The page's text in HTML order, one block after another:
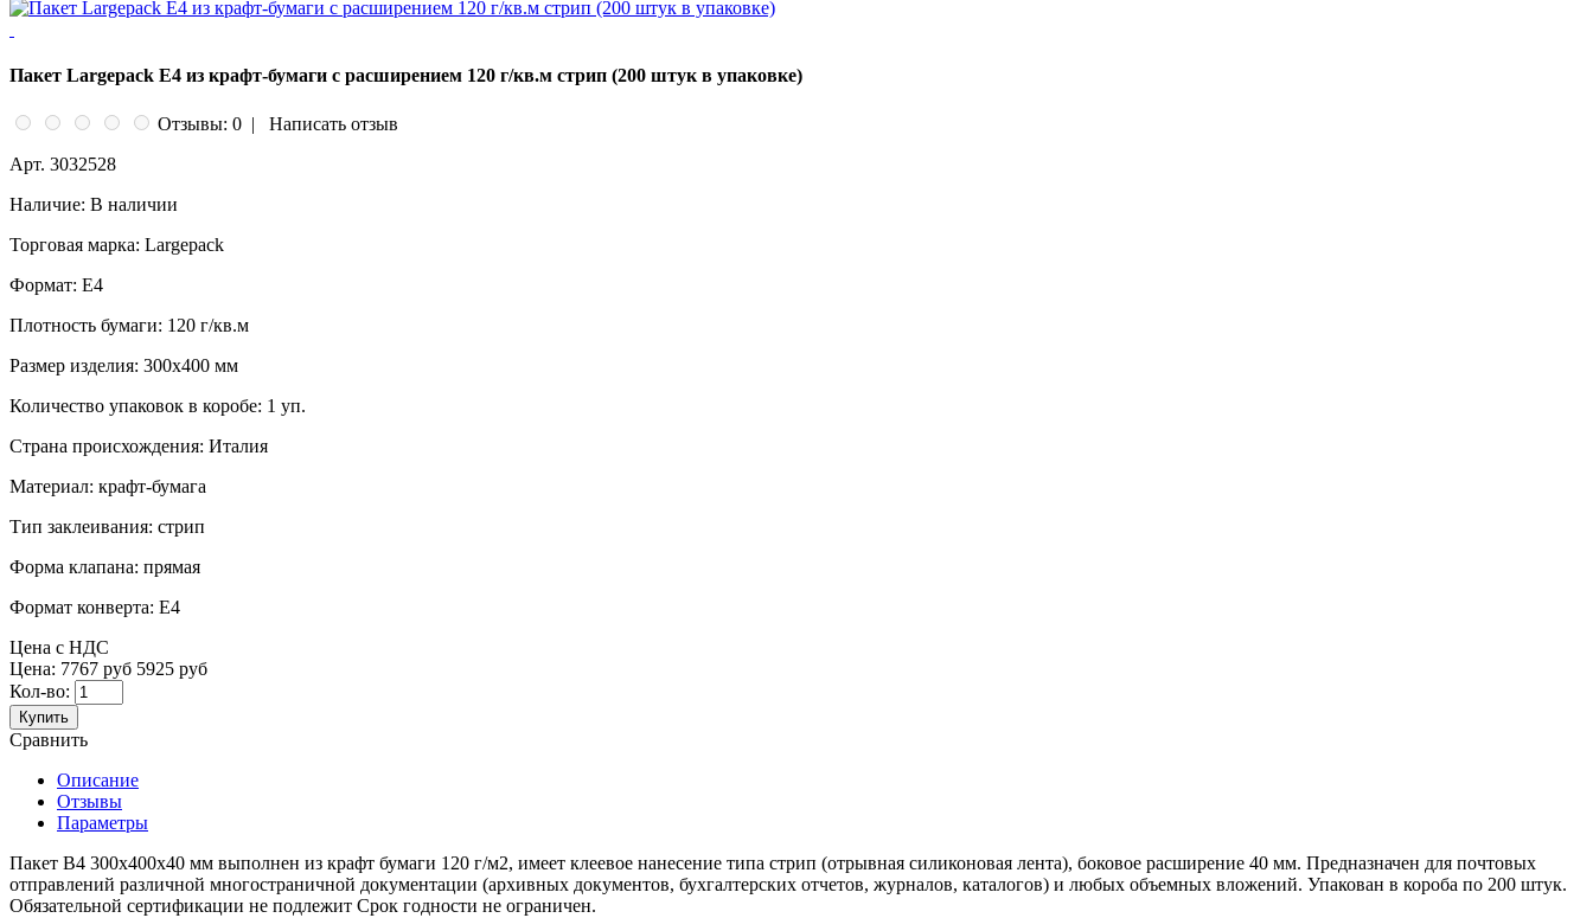
Пакет Largepack E4 из крафт-бумаги с расширением 120 г/кв.м стрип (200 штук в упаковке)
Отзывы: 0 |
Написать отзыв
Арт. 3032528
Наличие: В наличии
Торговая марка: Largepack
Формат: Е4
Плотность бумаги: 120 г/кв.м
Размер изделия: 300x400 мм
Количество упаковок в коробе: 1 уп.
Страна происхождения: Италия
Материал: крафт-бумага
Тип заклеивания: стрип
Форма клапана: прямая
Формат конверта: Е4
Цена с НДС
Цена: 7767 руб 5925 руб
Кол-во:
Купить
Сравнить
Описание
Отзывы
Параметры
Пакет В4 300х400х40 мм выполнен из крафт бумаги 120 г/м2, имеет клеевое нанесение типа стрип (отрывная силиконовая лента), боковое расширение 40 мм. Предназначен для почтовых
отправлений различной многостраничной документации (архивных документов, бухгалтерских отчетов, журналов, каталогов) и любых объемных вложений. Упакован в короба по 200 штук.
Обязательной сертификации не подлежит Срок годности не ограничен.